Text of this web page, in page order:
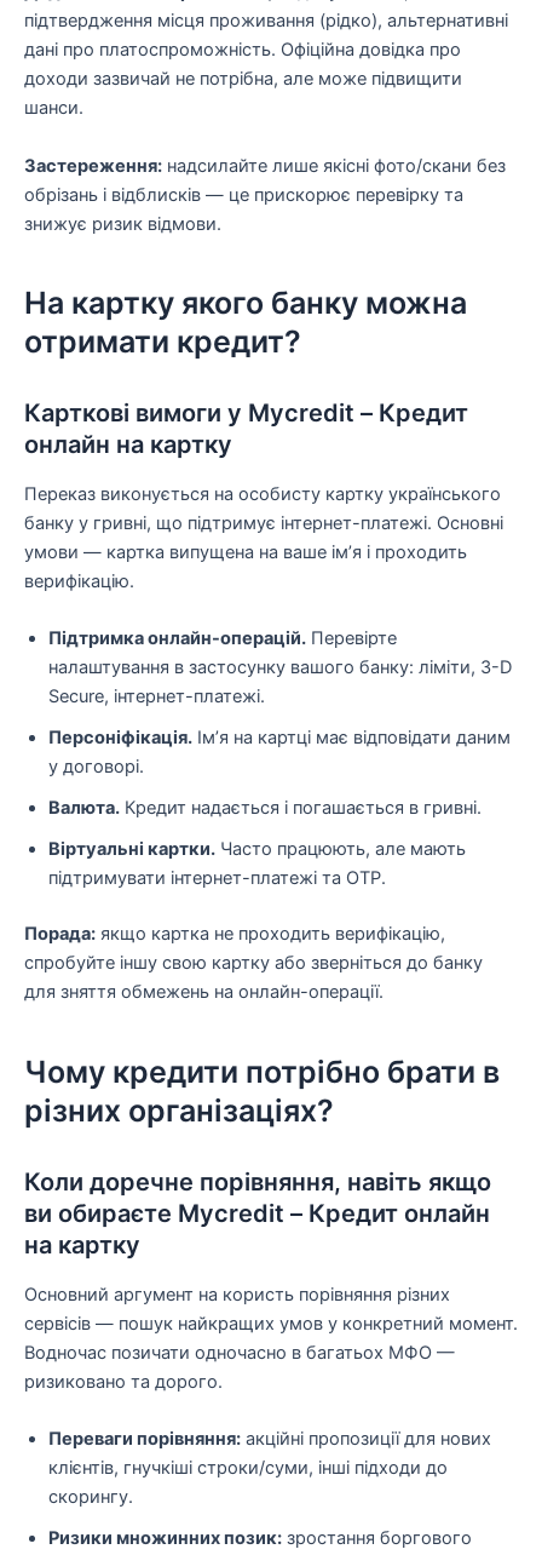
підтвердження місця проживання (рідко), альтернативні
дані про платоспроможність. Офіційна довідка про
доходи зазвичай не потрібна, але може підвищити
шанси.
Застереження: надсилайте лише якісні фото/скани без
обрізань і відблисків — це прискорює перевірку та
знижує ризик відмови.
На картку якого банку можна
отримати кредит?
Карткові вимоги у Mycredit – Кредит
онлайн на картку
Переказ виконується на особисту картку українського
банку у гривні, що підтримує інтернет-платежі. Основні
умови — картка випущена на ваше ім’я і проходить
верифікацію.
Підтримка онлайн-операцій. Перевірте
налаштування в застосунку вашого банку: ліміти, 3-D
Secure, інтернет-платежі.
Персоніфікація. Ім’я на картці має відповідати даним
у договорі.
Валюта. Кредит надається і погашається в гривні.
Віртуальні картки. Часто працюють, але мають
підтримувати інтернет-платежі та OTP.
Порада: якщо картка не проходить верифікацію,
спробуйте іншу свою картку або зверніться до банку
для зняття обмежень на онлайн-операції.
Чому кредити потрібно брати в
різних організаціях?
Коли доречне порівняння, навіть якщо
ви обираєте Mycredit – Кредит онлайн
на картку
Основний аргумент на користь порівняння різних
сервісів — пошук найкращих умов у конкретний момент.
Водночас позичати одночасно в багатьох МФО —
ризиковано та дорого.
Переваги порівняння: акційні пропозиції для нових
клієнтів, гнучкіші строки/суми, інші підходи до
скорингу.
Ризики множинних позик: зростання боргового